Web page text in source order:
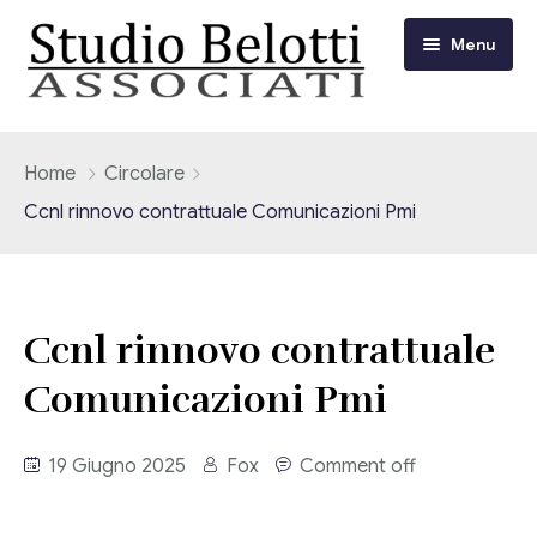
Menu
I nostri servizi
Contabilità
Adempimenti Dichiarativi e Fiscali
Circolari Flash
Eventi
Home
Circolare
Ccnl rinnovo contrattuale Comunicazioni Pmi
Ccnl rinnovo contrattuale
Comunicazioni Pmi
19 Giugno 2025 Fox Comment off